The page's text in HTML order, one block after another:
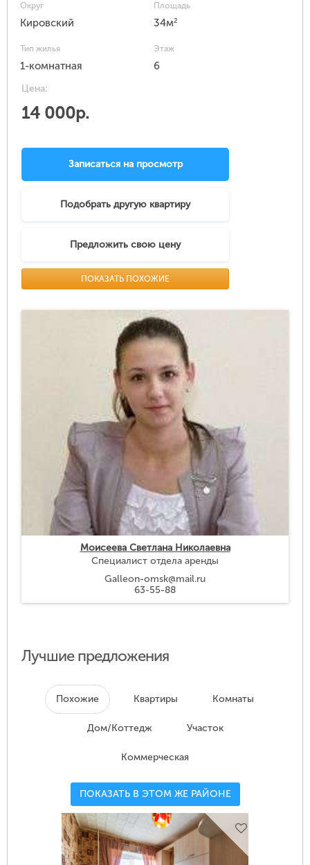
Округ
Кировский
Площадь
34м2
Тип жилья
1-комнатная
Этаж
6
Цена:
14 000р.
Записаться на просмотр
Подобрать другую квартиру
Предложить свою цену
ПОКАЗАТЬ ПОХОЖИЕ
Моисеева Светлана Николаевна
Специалист отдела аренды
Galleon-omsk@mail.ru
63-55-88
Лучшие предложения
Похожие Квартиры Комнаты
Дом/Коттедж Участок
Коммерческая
ПОКАЗАТЬ В ЭТОМ ЖЕ РАЙОНЕ